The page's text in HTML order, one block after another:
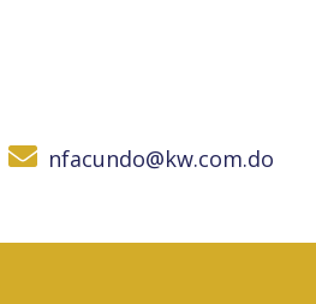
nfacundo@kw.com.do